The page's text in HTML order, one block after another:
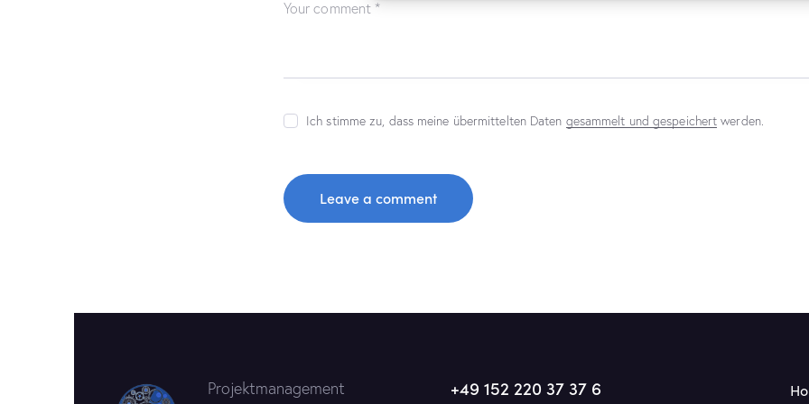
Ich stimme zu, dass meine übermittelten Daten gesammelt und gespeichert werden.
Projektmanagement +49 152 220 37 37 6